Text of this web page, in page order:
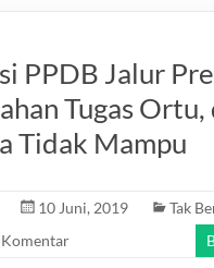
PPDB Jalur
Tugas Ortu,
Tidak Mampu
10 Juni, 2019
Tak